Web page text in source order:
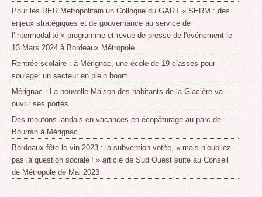
Pour les RER Metropolitain un Colloque du GART « SERM : des
enjeux stratégiques et de gouvernance au service de
l’intermodalité » programme et revue de presse de l'événement le
13 Mars 2024 à Bordeaux Métropole
Rentrée scolaire : à Mérignac, une école de 19 classes pour
soulager un secteur en plein boom
Mérignac : La nouvelle Maison des habitants de la Glacière va
ouvrir ses portes
Des moutons landais en vacances en écopâturage au parc de
Bourran à Mérignac
Bordeaux fête le vin 2023 : la subvention votée, « mais n’oubliez
pas la question sociale ! » article de Sud Ouest suite au Conseil
de Métropole de Mai 2023